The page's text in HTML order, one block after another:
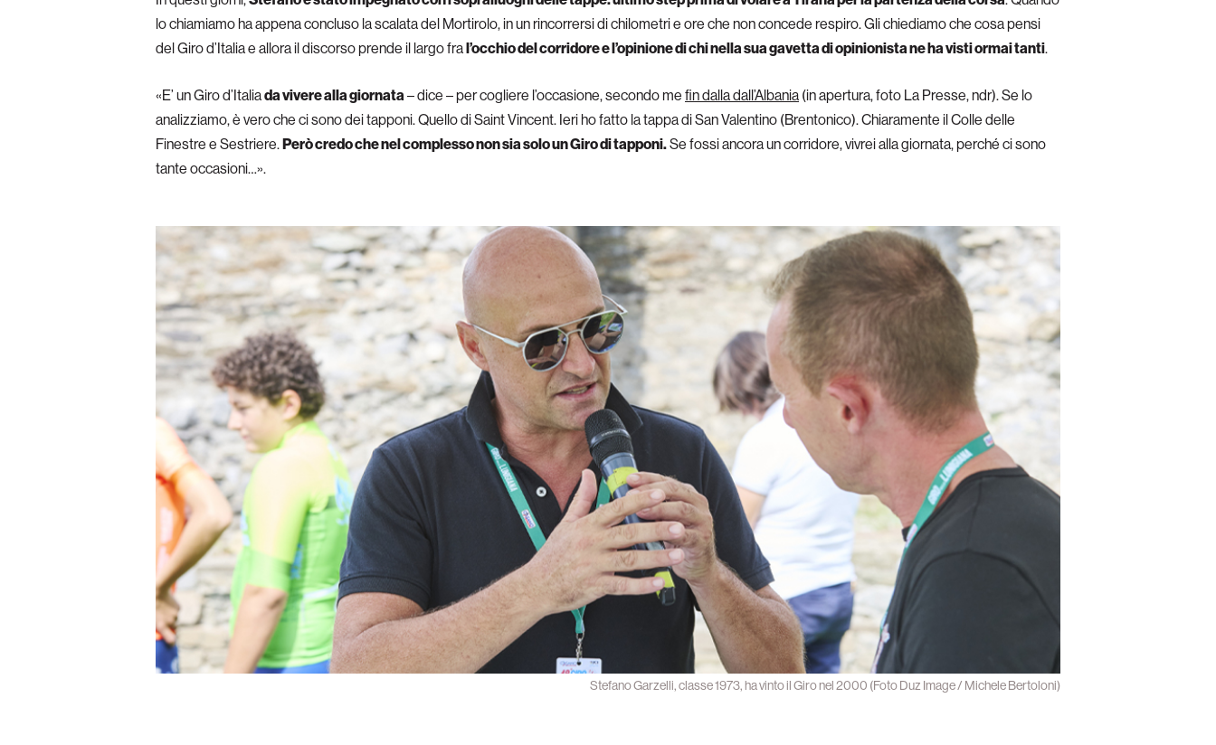
lo chiamiamo ha appena concluso la scalata del Mortirolo, in un rincorrersi di chilometri e ore che non concede respiro. Gli chiediamo che cosa pensi
del Giro d’Italia e allora il discorso prende il largo fral’occhio del corridore e l’opinione di chi nella sua gavetta di opinionista ne ha visti ormai tanti.
«E’ un Giro d’Italiada vivere alla giornata – dice – per cogliere l’occasione, secondo me fin dalla dall’Albania (in apertura, foto La Presse, ndr). Se lo
analizziamo, è vero che ci sono dei tapponi. Quello di Saint Vincent. Ieri ho fatto la tappa di San Valentino (Brentonico). Chiaramente il Colle delle
Finestre e Sestriere.Però credo che nel complesso non sia solo un Giro di tapponi.Se fossi ancora un corridore, vivrei alla giornata, perché ci sono
tante occasioni…».
Stefano Garzelli, classe 1973, ha vinto il Giro nel 2000 (Foto Duz Image / Michele Bertoloni)